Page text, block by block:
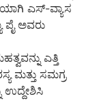
ಎಸ್-ವ್ಯಾಸ
ಅವರು
ಎತ್ತಿ
ಮತ್ತು ಸಮಗ್ರ
ಉದ್ದೇಶಿಸಿ